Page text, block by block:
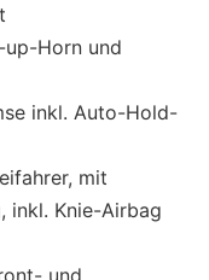
up-Horn und
inkl. Auto-Hold-
mit
inkl. Knie-Airbag
und